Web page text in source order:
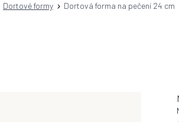
Dortové formy Dortová forma na pečení 24 cm